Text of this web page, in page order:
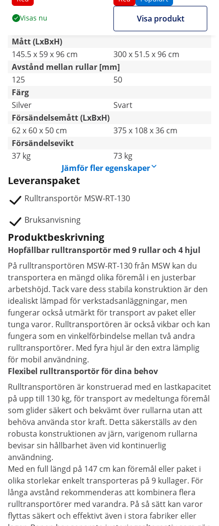
Visas nu Visa produkt
Mått (LxBxH)
145.5 x 59 x 96 cm
300 x 51.5 x 96 cm
Avstånd mellan rullar [mm]
125
50
Färg
Silver
Svart
Försändelsemått (LxBxH)
62 x 60 x 50 cm
375 x 108 x 36 cm
Försändelsevikt
37 kg
73 kg
Jämför fler egenskaper
Leveranspaket
Rulltransportör MSW-RT-130
Bruksanvisning
Produktbeskrivning
Hopfällbar rulltransportör med 9 rullar och 4 hjul
På rulltransportören MSW-RT-130 från MSW kan du
transportera en mängd olika föremål i en justerbar
arbetshöjd. Tack vare dess stabila konstruktion är den
idealiskt lämpad för verkstadsanläggningar, men
fungerar också utmärkt för transport av paket eller
tunga varor. Rulltransportören är också vikbar och kan
fungera som en vinkelförbindelse mellan två andra
rulltransportörer. Med fyra hjul är den extra lämplig
för mobil användning.
Flexibel rulltransportör för dina behov
Rulltransportören är konstruerad med en lastkapacitet
på upp till 130 kg, för transport av medeltunga föremål
som glider säkert och bekvämt över rullarna utan att
behöva använda stor kraft. Detta säkerställs av den
robusta konstruktionen av järn, varigenom rullarna
bevisar sin hållbarhet även vid kontinuerlig
användning.
Med en full längd på 147 cm kan föremål eller paket i
olika storlekar enkelt transporteras på 9 kullager. För
långa avstånd rekommenderas att kombinera flera
rulltransportörer med varandra. På så sätt kan varor
flyttas säkert och effektivt även i stora fabriker eller